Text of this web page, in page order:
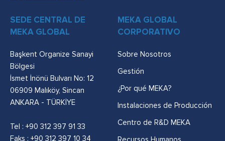
SEDE CENTRAL DE
MEKA GLOBAL
Başkent Organize Sanayi
Bölgesi
İsmet İnönü Bulvarı No: 12
06909 Malıköy, Sincan
ANKARA - TÜRKİYE
Tel : +90 312 397 91 33
Faks : +90 312 397 10 34
MEKA GLOBAL
CORPORATIVO
Sobre Nosotros
Gestión
¿Por qué MEKA?
Instalaciones de Producción
Centro de R&D MEKA